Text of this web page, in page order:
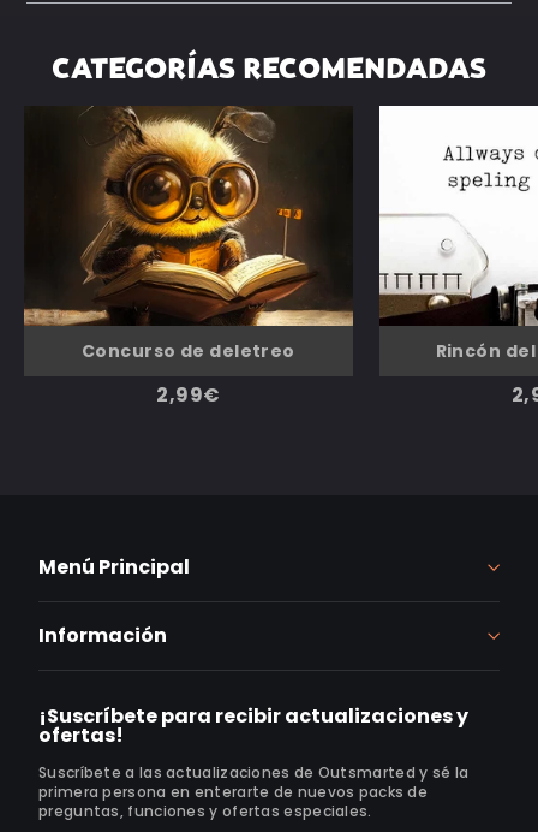
CATEGORÍAS RECOMENDADAS
Concurso de deletreo
2,99€
Rincón
Menú Principal
Información
¡Suscríbete para recibir actualizaciones y
ofertas!
Suscríbete a las actualizaciones de Outsmarted y sé la
primera persona en enterarte de nuevos packs de
preguntas, funciones y ofertas especiales.